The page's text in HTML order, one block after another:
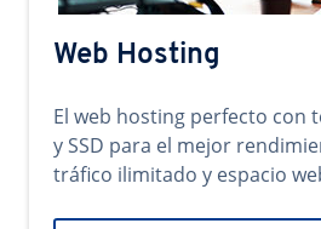
Web Hosting
El web hosting perfecto con
y SSD para el mejor
tráfico ilimitado y espacio